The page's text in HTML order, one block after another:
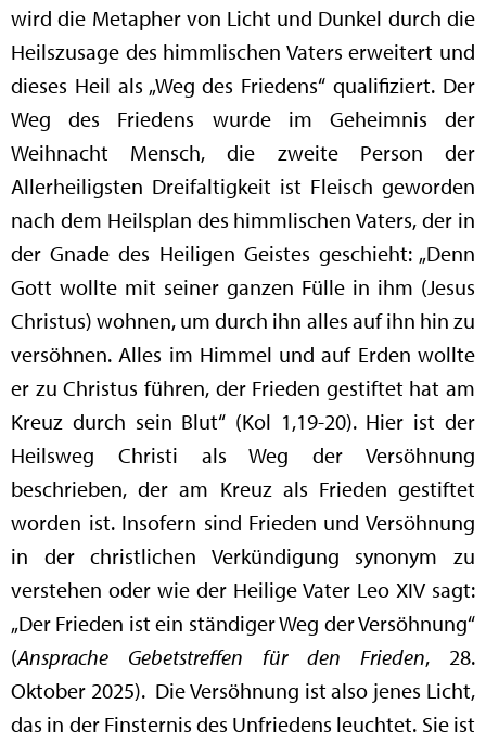
wird die Metapher von Licht und Dunkel durch die
Heilszusage des himmlischen Vaters erweitert und
dieses Heil als „Weg des Friedens“ qualifiziert. Der
Weg des Friedens wurde im Geheimnis der
Weihnacht Mensch, die zweite Person der
Allerheiligsten Dreifaltigkeit ist Fleisch geworden
nach dem Heilsplan des himmlischen Vaters, der in
der Gnade des Heiligen Geistes geschieht: „Denn
Gott wollte mit seiner ganzen Fülle in ihm (Jesus
Christus) wohnen, um durch ihn alles auf ihn hin zu
versöhnen. Alles im Himmel und auf Erden wollte
er zu Christus führen, der Frieden gestiftet hat am
Kreuz durch sein Blut“ (Kol 1,19-20). Hier ist der
Heilsweg Christi als Weg der Versöhnung
beschrieben, der am Kreuz als Frieden gestiftet
worden ist. Insofern sind Frieden und Versöhnung
in der christlichen Verkündigung synonym zu
verstehen oder wie der Heilige Vater Leo XIV sagt:
„Der Frieden ist ein ständiger Weg der Versöhnung“
(Ansprache Gebetstreffen für den Frieden, 28.
Oktober 2025). Die Versöhnung ist also jenes Licht,
das in der Finsternis des Unfriedens leuchtet. Sie ist